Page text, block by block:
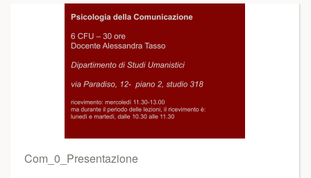
Com_0_Presentazione